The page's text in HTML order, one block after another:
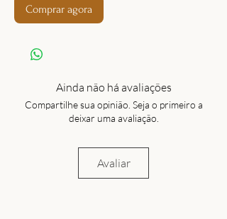
Comprar agora
Ainda não há avaliações
Compartilhe sua opinião. Seja o primeiro a
deixar uma avaliação.
Avaliar